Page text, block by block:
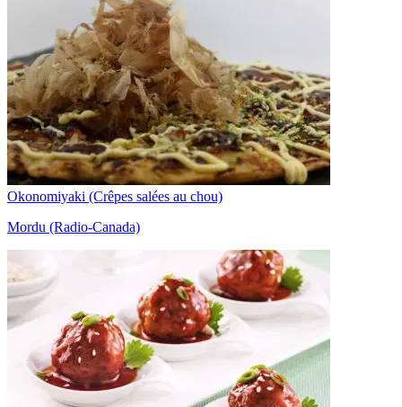
Okonomiyaki (Crêpes salées au chou)
Mordu (Radio-Canada)